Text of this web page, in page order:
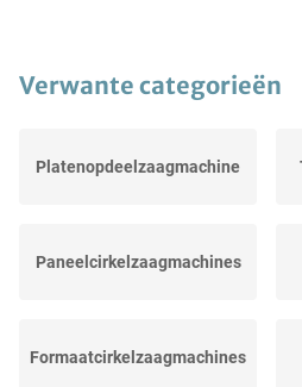
Verwante categorieën
Platenopdeelzaagmachine
Paneelcirkelzaagmachines
Formaatcirkelzaagmachines